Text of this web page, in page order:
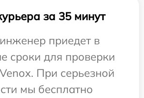
за 35 минут
приедет в
сроки для проверки
При серьезной
мы бесплатно